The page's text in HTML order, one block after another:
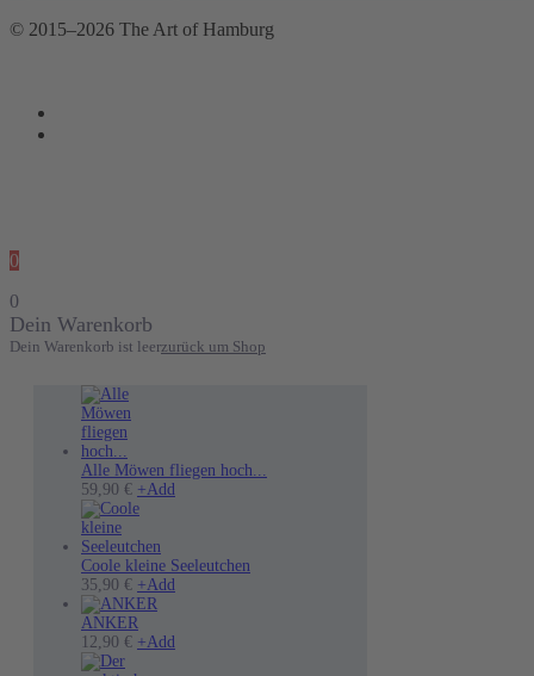
© 2015–2026 The Art of Hamburg
0
0
Dein Warenkorb
Dein Warenkorb ist leerzurück um Shop
Alle Möwen fliegen hoch...
59,90 € +Add
Varianten
Coole kleine Seeleutchen
35,90 € +Add
ANKER
12,90 € +Add